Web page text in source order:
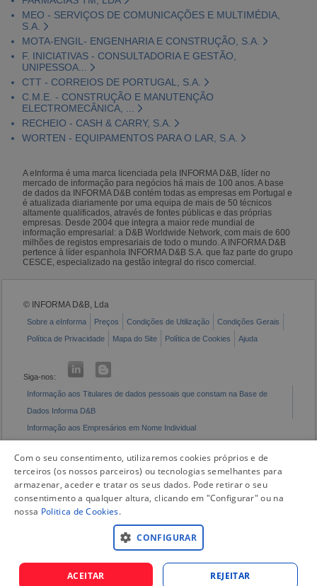
MEO - SERVIÇOS DE COMUNICAÇÕES E MULTIMÉDIA,
S.A.
MOTA-ENGIL- ENGENHARIA E CONSTRUÇÃO, S.A.
F. INICIATIVAS - CONSULTADORIA E GESTÃO,
UNIPESSOA...
CTT - CORREIOS DE PORTUGAL, S.A.
C.M.E. - CONSTRUÇÃO E MANUTENÇÃO
ELECTROMECÂNICA, ...
RECHEIO - CASH & CARRY, S.A.
WORTEN - EQUIPAMENTOS PARA O LAR, S.A.
A eInforma é uma marca licenciada pela INFORMA D&B, líder no
mercado de informação para negócios há mais de 100 anos. A base
de dados da INFORMA D&B contém todas as empresas em Portugal e
é atualizada diariamente por uma equipa de mais de 50 técnicos
altamente qualificados, através de fontes públicas e das próprias
empresas. Desde 2004 que integra a maior rede mundial de
informação empresarial: a D&B Worldwide Network, com mais de 600
milhões de registos empresariais de todo o mundo. A INFORMA D&B
pertence à líder espanhola INFORMA D&B S.A. que faz parte do grupo
CESCE, especializado na gestão integral do risco comercial.
© INFORMA D&B, Lda
Sobre a eInforma Preços Condições de Utilização
Condições Gerais
Política de Privacidade
Mapa do Site Política de Cookies Ajuda
Siga-nos:
Informação aos Titulares de dados pessoais que constam na Base de
Dados Informa D&B
Informação aos Empresários em Nome Individual
Com o seu consentimento, utilizaremos cookies próprios e de
terceiros (os nossos parceiros) ou tecnologias semelhantes para
armazenar, aceder e tratar os seus dados. Pode retirar o seu
consentimento a qualquer altura, clicando em "Configurar" ou na
nossa Politica de Cookies.
CONFIGURAR
ACEITAR REJEITAR